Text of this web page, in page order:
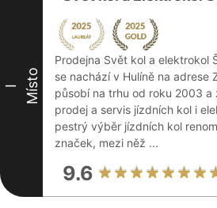
I Místo
Prodejna Svět kol a elektrokol
se nachází v Hulíně na adrese
působí na trhu od roku 2003 a
prodej a servis jízdních kol i
pestrý výběr jízdních kol
značek, mezi něž ...
9.6